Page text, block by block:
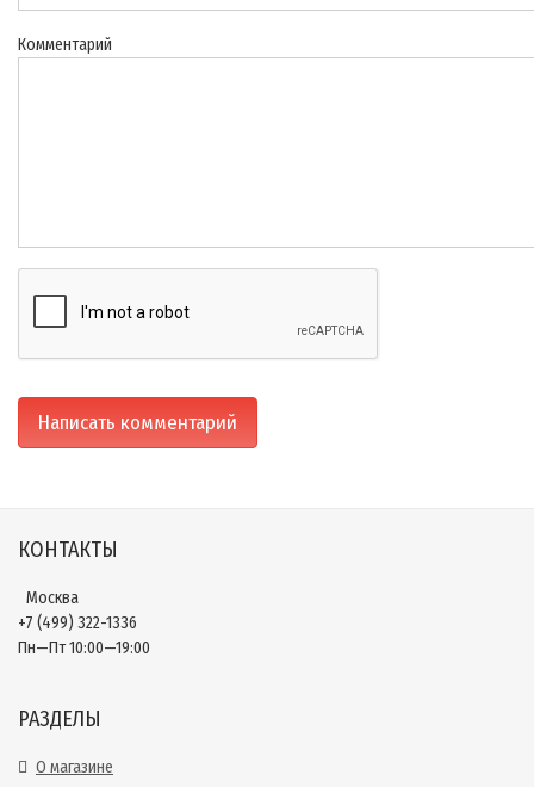
Комментарий
КОНТАКТЫ
Москва
+7 (499) 322-1336
Пн—Пт 10:00—19:00
РАЗДЕЛЫ
О магазине